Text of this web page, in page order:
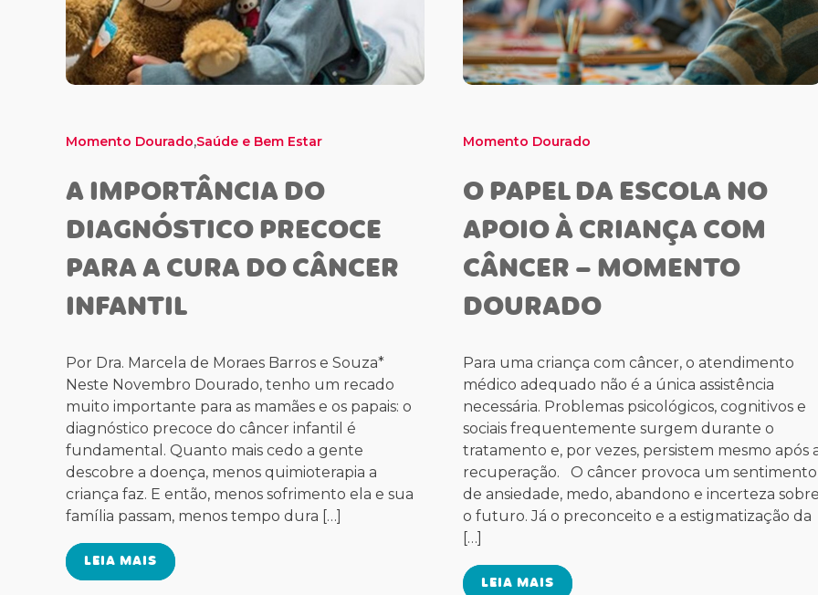
Momento Dourado,Saúde e Bem Estar
A IMPORTÂNCIA DO
DIAGNÓSTICO PRECOCE
PARA A CURA DO CÂNCER
INFANTIL
Por Dra. Marcela de Moraes Barros e Souza*
Neste Novembro Dourado, tenho um recado
muito importante para as mamães e os papais: o
diagnóstico precoce do câncer infantil é
fundamental. Quanto mais cedo a gente
descobre a doença, menos quimioterapia a
criança faz. E então, menos sofrimento ela e sua
família passam, menos tempo dura […]
LEIA MAIS
Momento Dourado
O PAPEL DA ESCOLA NO
APOIO À CRIANÇA COM
CÂNCER – MOMENTO
DOURADO
Para uma criança com câncer, o atendimento
médico adequado não é a única assistência
necessária. Problemas psicológicos, cognitivos e
sociais frequentemente surgem durante o
tratamento e, por vezes, persistem mesmo após
recuperação. O câncer provoca um sentimento
de ansiedade, medo, abandono e incerteza
o futuro. Já o preconceito e a estigmatização da
[…]
LEIA MAIS